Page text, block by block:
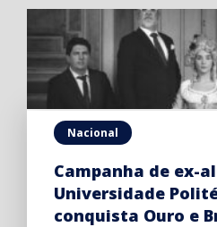
Nacional
Campanha de ex-
Universidade
conquista Ouro e